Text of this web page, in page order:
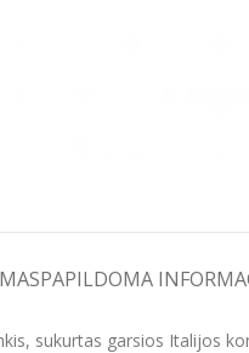
PAPILDOMA
sukurtas garsios Italijos